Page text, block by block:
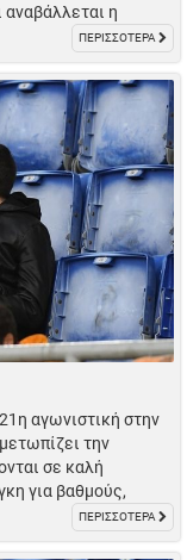
η
ΠΕΡΙΣΣΟΤΕΡΑ
αγωνιστική στην
την
σε καλή
για βαθμούς,
ΠΕΡΙΣΣΟΤΕΡΑ